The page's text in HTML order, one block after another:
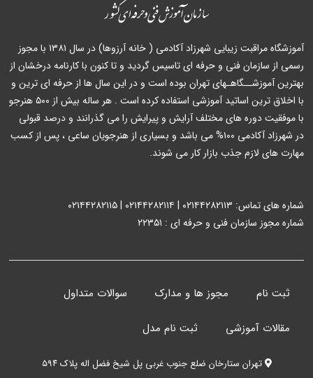
آموزشگاه مراقبت زیبایی شهرزاد آکادمی ( خانه آرزوها) در سال ۱۳۸۱ با مجوز
رسمی از سازمان فنی و حرفه ای تاسیس گردید و تا کنون با کارنامه درخشان از
بهترین آموزشــگاهـهای تهران بوده است و در این سال ها از حرفه ای ترین و
با اخلاق ترین اساتید آموزشی استفاده کرده است . هر ساله بیش از ۵۰۰ هنرجو
با موفقیت دوره های مختلف آرایش و پیرایش را می گذرانند و درصد قبولی
در شهرزاد آکادمی ۱۰۰% می باشد و بسیاری از هنرجویان ساعی ، پس از کسب
مهارت های لازم جذب بازار کار می شوند.
شماره های تماس: ۰۲۱۴۴۲۸۲۱۱۳ | ۰۲۱۴۴۲۸۲۱۱۴ | ۰۲۱۴۴۲۸۲۱۱۵
شماره مجوز سازمان فنی و حرفه ای : ۲۲۳۵۱
ثبت نام مجوز ها و مدارک سوالات متداول
مقالات آموزشی ثبت نام مدل
تهران ستارخان ضلع جنوب غربی پل شیخ فضل اله پلاک ۵۹۴